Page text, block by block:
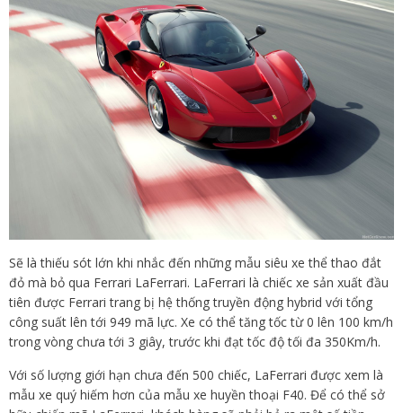
Sẽ là thiếu sót lớn khi nhắc đến những mẫu siêu xe thể thao đắt
đỏ mà bỏ qua Ferrari LaFerrari. LaFerrari là chiếc xe sản xuất đầu
tiên được Ferrari trang bị hệ thống truyền động hybrid với tổng
công suất lên tới 949 mã lực. Xe có thể tăng tốc từ 0 lên 100 km/h
trong vòng chưa tới 3 giây, trước khi đạt tốc độ tối đa 350Km/h.
Với số lượng giới hạn chưa đến 500 chiếc, LaFerrari được xem là
mẫu xe quý hiếm hơn của mẫu xe huyền thoại F40. Để có thể sở